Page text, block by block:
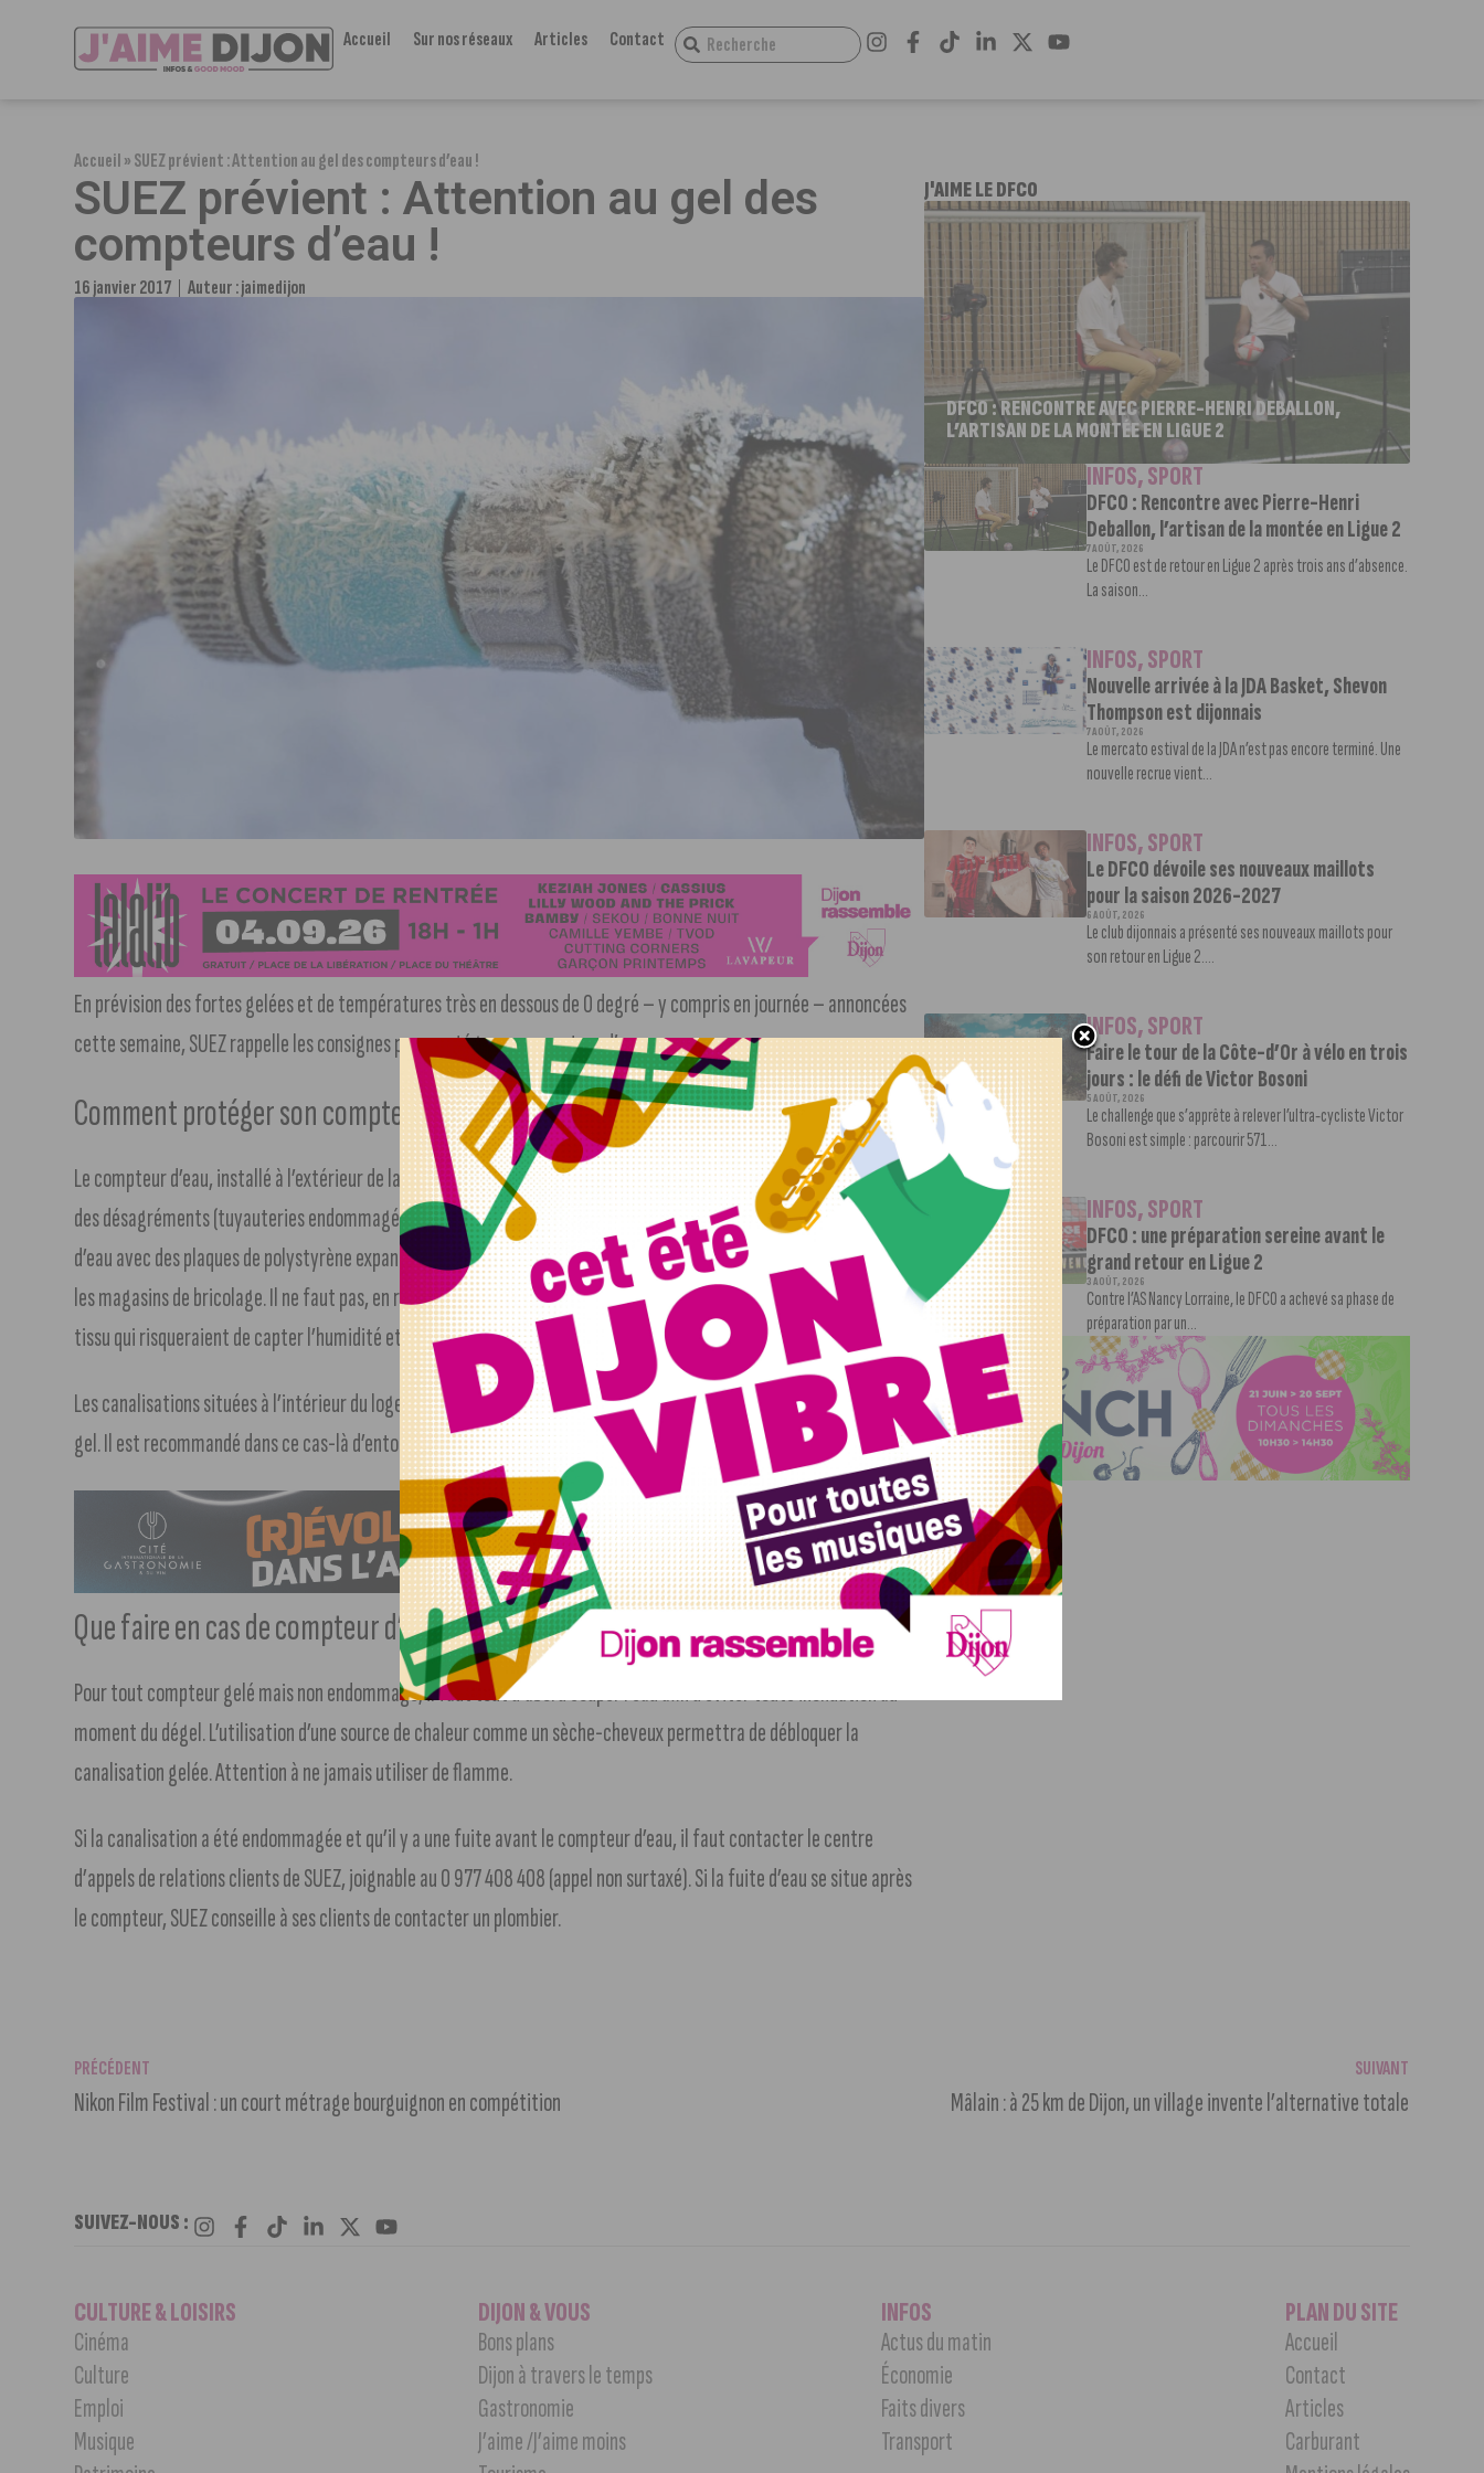
Accueil Sur nos réseaux Articles Contact
Accueil»SUEZ prévient : Attention au gel des compteurs d’eau !
SUEZ prévient : Attention au gel des
compteurs d’eau !
16 janvier 2017 Auteur :jaimedijon
En prévision des fortes gelées et de températures très en dessous de 0 degré – y compris en journée – annoncées
cette semaine, SUEZ rappelle les consignes pour protéger son compteur d’eau.
Comment protéger son compteur d’eau et ses canalisations
Le compteur d’eau, installé à l’extérieur de la maison ou dans une pièce non chauffée, est sensible au gel. Pour éviter
des désagréments (tuyauteries endommagées, manque d’eau…), SUEZ recommande de calfeutrer le compteur
d’eau avec des plaques de polystyrène expansé. Il existe également des protections adaptées que l’on trouve dans
les magasins de bricolage. Il ne faut pas, en revanche, utiliser de la laine de verre, de la paille ou des morceaux de
tissu qui risqueraient de capter l’humidité et de geler les compteurs.
Les canalisations situées à l’intérieur du logement dans un local non chauffé peuvent également être sujettes au
gel. Il est recommandé dans ce cas-là d’entourer les canalisations avec une gaine isolante.
Que faire en cas de compteur d’eau gelé et de canalisations endommagées ?
Pour tout compteur gelé mais non endommagé, il faut tout d’abord couper l’eau afin d’éviter toute inondation au
moment du dégel. L’utilisation d’une source de chaleur comme un sèche-cheveux permettra de débloquer la
canalisation gelée. Attention à ne jamais utiliser de flamme.
Si la canalisation a été endommagée et qu’il y a une fuite avant le compteur d’eau, il faut contacter le centre
d’appels de relations clients de SUEZ, joignable au 0 977 408 408 (appel non surtaxé). Si la fuite d’eau se situe après
le compteur, SUEZ conseille à ses clients de contacter un plombier.
J'AIME LE DFCO
DFCO : RENCONTRE AVEC PIERRE-HENRI DEBALLON,
L’ARTISAN DE LA MONTÉE EN LIGUE 2
INFOS,SPORT
DFCO : Rencontre avec Pierre-Henri
Deballon, l’artisan de la montée en Ligue 2
7 AOÛT, 2026
Le DFCO est de retour en Ligue 2 après trois ans d’absence.
La saison...
INFOS,SPORT
Nouvelle arrivée à la JDA Basket, Shevon
Thompson est dijonnais
7 AOÛT, 2026
Le mercato estival de la JDA n’est pas encore terminé. Une
nouvelle recrue vient...
INFOS,SPORT
Le DFCO dévoile ses nouveaux maillots
pour la saison 2026-2027
6 AOÛT, 2026
Le club dijonnais a présenté ses nouveaux maillots pour
son retour en Ligue 2....
INFOS,SPORT
Faire le tour de la Côte-d’Or à vélo en trois
jours : le défi de Victor Bosoni
5 AOÛT, 2026
Le challenge que s’apprête à relever l’ultra-cycliste Victor
Bosoni est simple : parcourir 571...
INFOS,SPORT
DFCO : une préparation sereine avant le
grand retour en Ligue 2
3 AOÛT, 2026
Contre l’AS Nancy Lorraine, le DFCO a achevé sa phase de
préparation par un...
PRÉCÉDENT
Nikon Film Festival : un court métrage bourguignon en compétition
SUIVANT
Mâlain : à 25 km de Dijon, un village invente l’alternative totale
SUIVEZ-NOUS :
CULTURE & LOISIRS
Cinéma
Culture
Emploi
Musique
DIJON & VOUS
Bons plans
Dijon à travers le temps
Gastronomie
J’aime /J’aime moins
INFOS
Actus du matin
Économie
Faits divers
Transport
PLAN DU SITE
Accueil
Contact
Articles
Carburant